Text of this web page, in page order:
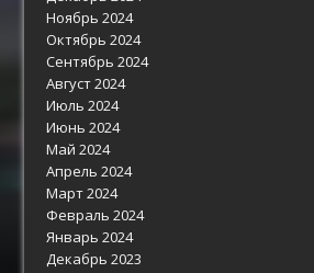
Ноябрь 2024
Октябрь 2024
Сентябрь 2024
Август 2024
Июль 2024
Июнь 2024
Май 2024
Апрель 2024
Март 2024
Февраль 2024
Январь 2024
Декабрь 2023